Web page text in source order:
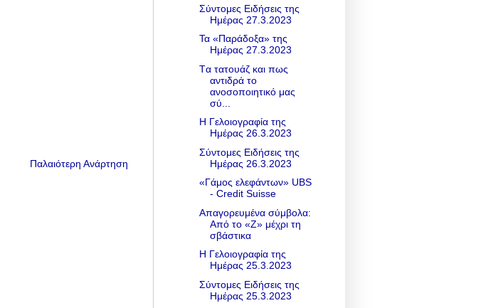
Παλαιότερη Ανάρτηση
Σύντομες Ειδήσεις της
Ημέρας 27.3.2023
Τα «Παράδοξα» της
Ημέρας 27.3.2023
Tα τατουάζ και πως
αντιδρά το
ανοσοποιητικό μας
σύ...
Η Γελοιογραφία της
Ημέρας 26.3.2023
Σύντομες Ειδήσεις της
Ημέρας 26.3.2023
«Γάμος ελεφάντων» UBS
- Credit Suisse
Απαγορευμένα σύμβολα:
Από το «Z» μέχρι τη
σβάστικα
Η Γελοιογραφία της
Ημέρας 25.3.2023
Σύντομες Ειδήσεις της
Ημέρας 25.3.2023